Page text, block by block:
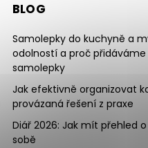
BLOG
Samolepky do kuchyně a
odolností a proč
samolepky
Jak efektivně organizovat
provázaná řešení z praxe
Diář 2026: Jak mít přehled
sobě